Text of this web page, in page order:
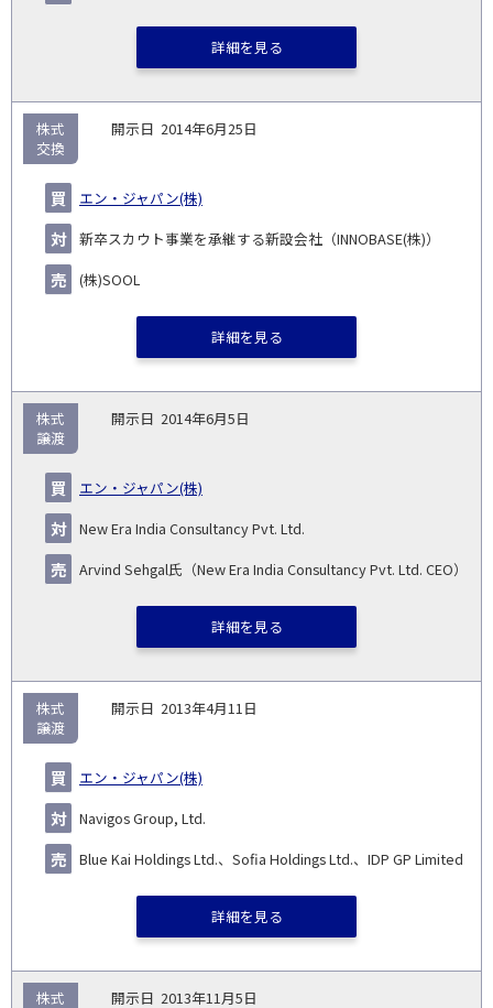
詳細を見る
2014年6月25日
エン・ジャパン(株)
新卒スカウト事業を承継する新設会社（INNOBASE(株)）
(株)SOOL
株式
交換
詳細を見る
2014年6月5日
エン・ジャパン(株)
New Era India Consultancy Pvt. Ltd.
Arvind Sehgal氏（New Era India Consultancy Pvt. Ltd. CEO）
株式
譲渡
詳細を見る
2013年4月11日
エン・ジャパン(株)
Navigos Group, Ltd.
Blue Kai Holdings Ltd.、Sofia Holdings Ltd.、IDP GP Limited
株式
譲渡
詳細を見る
2013年11月5日
株式